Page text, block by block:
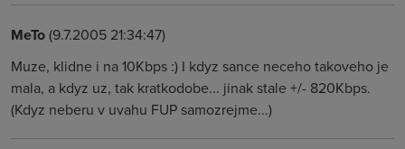
MeTo(9.7.2005 21:34:47)
Muze, klidne i na 10Kbps :) I kdyz sance neceho takoveho je
mala, a kdyz uz, tak kratkodobe... jinak stale +/- 820Kbps.
(Kdyz neberu v uvahu FUP samozrejme...)